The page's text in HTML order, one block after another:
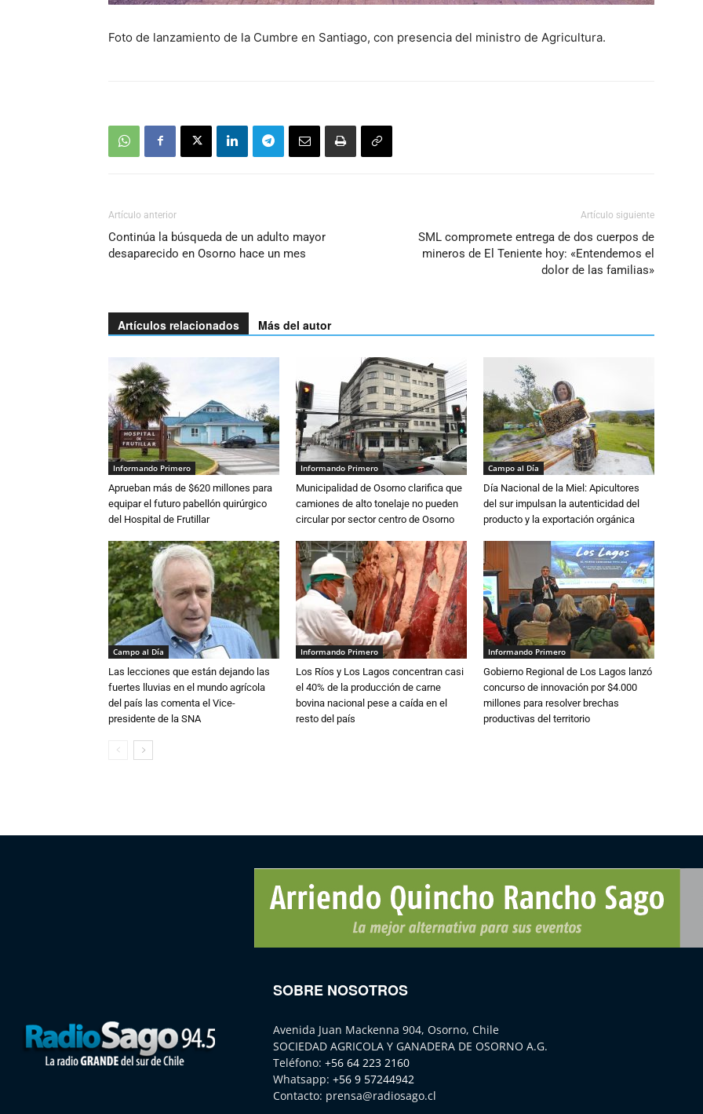
Foto de lanzamiento de la Cumbre en Santiago, con presencia del ministro de Agricultura.
Artículo anterior
Continúa la búsqueda de un adulto mayor
desaparecido en Osorno hace un mes
Artículo siguiente
SML compromete entrega de dos cuerpos de
mineros de El Teniente hoy: «Entendemos el
dolor de las familias»
Artículos relacionados Más del autor
Informando Primero
Aprueban más de $620 millones para
equipar el futuro pabellón quirúrgico
del Hospital de Frutillar
Informando Primero
Municipalidad de Osorno clarifica que
camiones de alto tonelaje no pueden
circular por sector centro de Osorno
Campo al Día
Día Nacional de la Miel: Apicultores
del sur impulsan la autenticidad del
producto y la exportación orgánica
Campo al Día
Las lecciones que están dejando las
fuertes lluvias en el mundo agrícola
del país las comenta el Vice-
presidente de la SNA
Informando Primero
Los Ríos y Los Lagos concentran casi
el 40% de la producción de carne
bovina nacional pese a caída en el
resto del país
Informando Primero
Gobierno Regional de Los Lagos lanzó
concurso de innovación por $4.000
millones para resolver brechas
productivas del territorio
SOBRE NOSOTROS
Avenida Juan Mackenna 904, Osorno, Chile
SOCIEDAD AGRICOLA Y GANADERA DE OSORNO A.G.
Teléfono: +56 64 223 2160
Whatsapp: +56 9 57244942
Contacto: prensa@radiosago.cl